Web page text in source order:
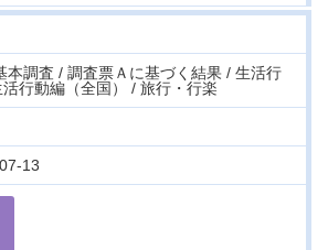
本調査 / 調査票Ａに基づく結果 / 生活行
行動編（全国） / 旅行・行楽
13